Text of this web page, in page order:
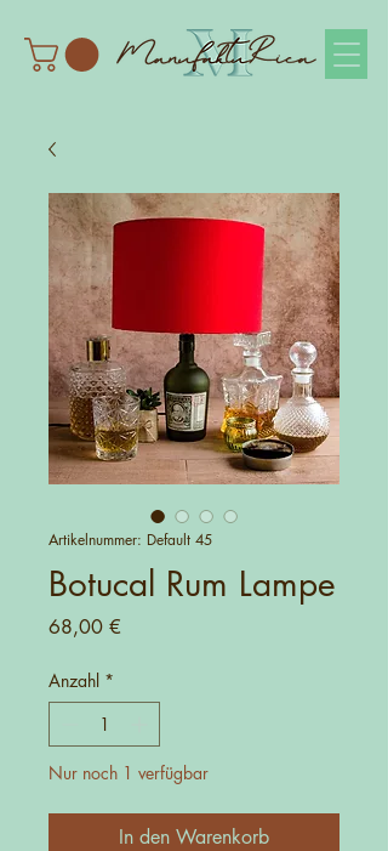
Artikelnummer: Default 45
Botucal Rum Lampe
68,00 €
Anzahl *
Nur noch 1 verfügbar
In den Warenkorb